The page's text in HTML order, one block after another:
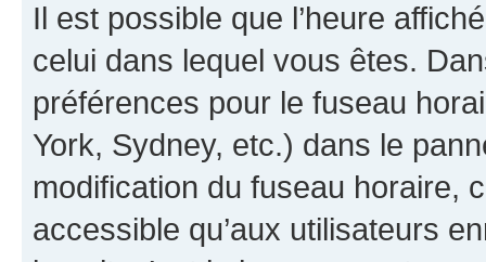
Il est possible que l’heure
celui dans lequel vous êtes.
préférences pour le fuseau
York, Sydney, etc.) dans le
modification du fuseau horaire,
accessible qu’aux utilisateurs